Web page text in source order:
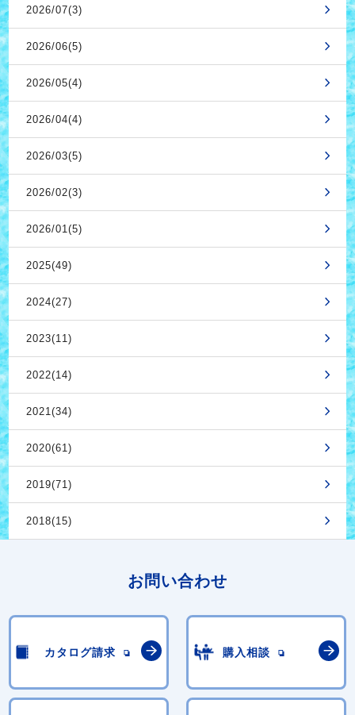
2026/07(3)
2026/06(5)
2026/05(4)
2026/04(4)
2026/03(5)
2026/02(3)
2026/01(5)
2025(49)
2024(27)
2023(11)
2022(14)
2021(34)
2020(61)
2019(71)
2018(15)
お問い合わせ
カタログ請求 購入相談